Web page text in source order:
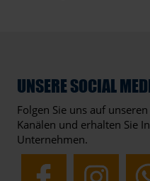
UNSERE SOCIAL
Folgen Sie uns auf
Kanälen und erhalten Sie
Unternehmen.